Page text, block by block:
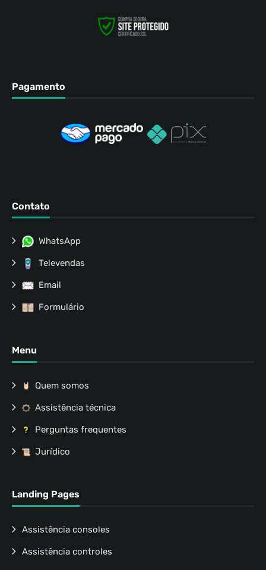
Pagamento
Contato
WhatsApp
Televendas
Email
Formulário
Menu
Quem somos
Assistência técnica
Perguntas frequentes
Jurídico
Landing Pages
Assistência consoles
Assistência controles